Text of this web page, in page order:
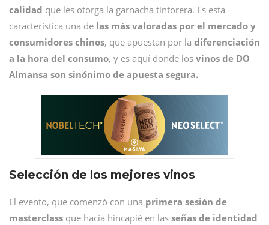
calidad que les otorga la garnacha tintorera. Es esta
característica una de las más valoradas por el mercado y
consumidores chinos, que apuestan por la diferenciación
a la hora del consumo, y es aquí donde los vinos de DO
Almansa son sinónimo de apuesta segura.
Selección de los mejores vinos
El evento, que comenzó con una primera sesión de
masterclass que hacía hincapié en las señas de identidad